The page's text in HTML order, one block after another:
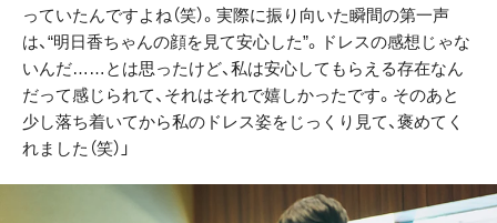
っていたんですよね（笑）。実際に振り向いた瞬間の第一声
は、“明日香ちゃんの顔を見て安心した”。ドレスの感想じゃな
いんだ……とは思ったけど、私は安心してもらえる存在なん
だって感じられて、それはそれで嬉しかったです。そのあと
少し落ち着いてから私のドレス姿をじっくり見て、褒めてく
れました（笑）」